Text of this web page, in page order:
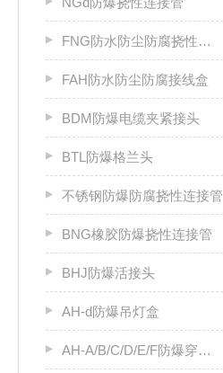
FNG防水防尘防腐挠性连接管
FAH防水防尘防腐接线盒
BDM防爆电缆夹紧接头
BTL防爆格兰头
不锈钢防爆防腐挠性连接管
BNG橡胶防爆挠性连接管
BHJ防爆活接头
AH-d防爆吊灯盒
AH-A/B/C/D/E/F防爆穿线盒防爆接线盒